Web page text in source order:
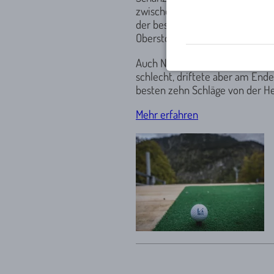
zwischen 15 und 18:30 Uhr am
der beste Schlag, gefolgt von
Oberstdorf, 18 Meter), Norbert
Auch Nordi, das Maskottchen
schlecht, driftete aber am
besten zehn Schläge von der
Mehr erfahren